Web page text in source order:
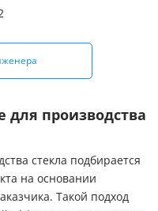
для производства
стекла подбирается
на основании
Такой подход